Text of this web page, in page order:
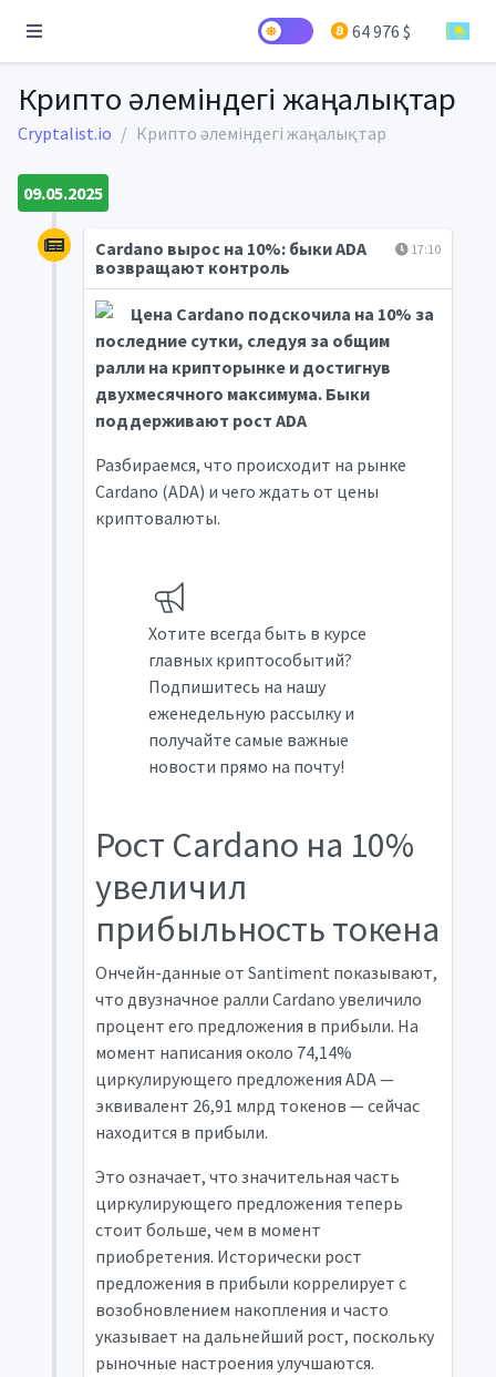
64 976 $
Крипто әлеміндегі жаңалықтар
Cryptalist.io Крипто әлеміндегі жаңалықтар
09.05.2025
17:10
Cardano вырос на 10%: быки ADA
возвращают контроль
Цена Cardano подскочила на 10% за
последние сутки, следуя за общим
ралли на крипторынке и достигнув
двухмесячного максимума. Быки
поддерживают рост ADA
Разбираемся, что происходит на рынке
Cardano (ADA) и чего ждать от цены
криптовалюты.
Хотите всегда быть в курсе
главных криптособытий?
Подпишитесь на нашу
еженедельную рассылку и
получайте самые важные
новости прямо на почту!
Рост Cardano на 10%
увеличил
прибыльность токена
Ончейн-данные от Santiment показывают,
что двузначное ралли Cardano увеличило
процент его предложения в прибыли. На
момент написания около 74,14%
циркулирующего предложения ADA —
эквивалент 26,91 млрд токенов — сейчас
находится в прибыли.
Это означает, что значительная часть
циркулирующего предложения теперь
стоит больше, чем в момент
приобретения. Исторически рост
предложения в прибыли коррелирует с
возобновлением накопления и часто
указывает на дальнейший рост, поскольку
рыночные настроения улучшаются.